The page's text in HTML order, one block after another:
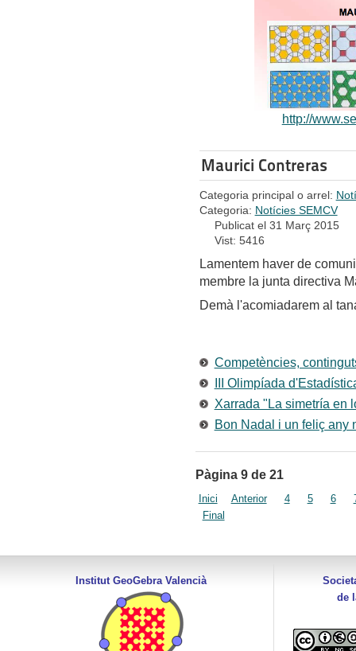
http://
Maurici Contreras
Categoria principal o arrel:
Categoria: Notícies SEMCV
Publicat el 31 Març 2015
Vist: 5416
Lamentem haver de
membre la junta directiva
Demà l'acomiadarem al
Competències,
III Olimpíada
Xarrada "La simetría en
Bon Nadal i un feliç any
Pàgina 9 de 21
Inici Anterior 4 5 6
Final
Institut GeoGebra Valencià
de